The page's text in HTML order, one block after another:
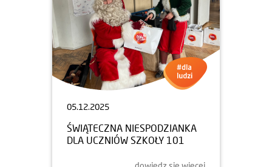
05.12.2025
ŚWIĄTECZNA NIESPODZIANKA
DLA UCZNIÓW SZKOŁY 101